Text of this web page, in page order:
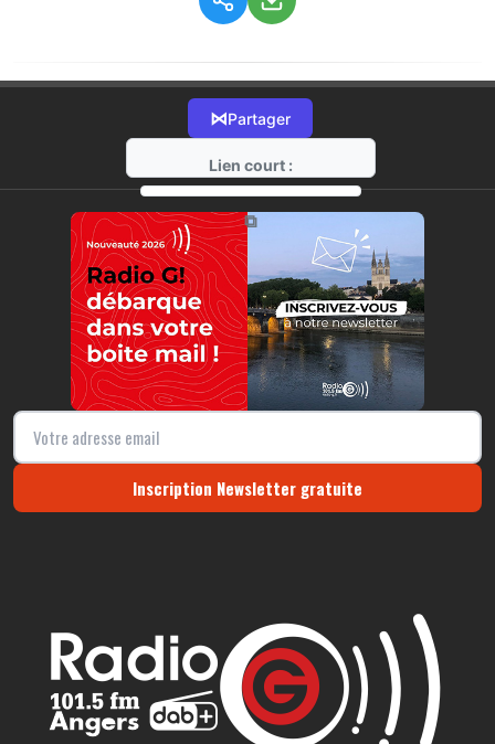
⋈Partager
Lien court :
https://radio-g.fr?22072
⧉
Inscription Newsletter gratuite